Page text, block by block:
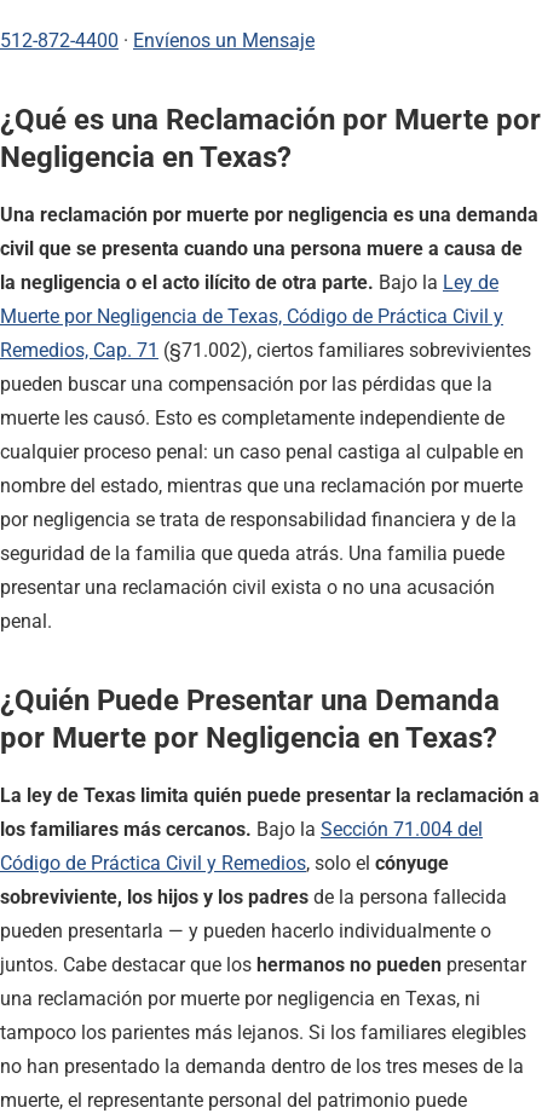
512-872-4400 · Envíenos un Mensaje
¿Qué es una Reclamación por Muerte por
Negligencia en Texas?
Una reclamación por muerte por negligencia es una demanda
civil que se presenta cuando una persona muere a causa de
la negligencia o el acto ilícito de otra parte. Bajo la Ley de
Muerte por Negligencia de Texas, Código de Práctica Civil y
Remedios, Cap. 71 (§71.002), ciertos familiares sobrevivientes
pueden buscar una compensación por las pérdidas que la
muerte les causó. Esto es completamente independiente de
cualquier proceso penal: un caso penal castiga al culpable en
nombre del estado, mientras que una reclamación por muerte
por negligencia se trata de responsabilidad financiera y de la
seguridad de la familia que queda atrás. Una familia puede
presentar una reclamación civil exista o no una acusación
penal.
¿Quién Puede Presentar una Demanda
por Muerte por Negligencia en Texas?
La ley de Texas limita quién puede presentar la reclamación a
los familiares más cercanos. Bajo la Sección 71.004 del
Código de Práctica Civil y Remedios, solo el cónyuge
sobreviviente, los hijos y los padres de la persona fallecida
pueden presentarla — y pueden hacerlo individualmente o
juntos. Cabe destacar que los hermanos no pueden presentar
una reclamación por muerte por negligencia en Texas, ni
tampoco los parientes más lejanos. Si los familiares elegibles
no han presentado la demanda dentro de los tres meses de la
muerte, el representante personal del patrimonio puede